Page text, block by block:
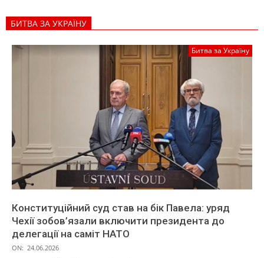
БИТВА ЗА УКРАЇНУ
Битва за Україну
Конституційний суд став на бік Павела: уряд
Чехії зобов’язали включити президента до
делегації на саміт НАТО
ON: 24.06.2026